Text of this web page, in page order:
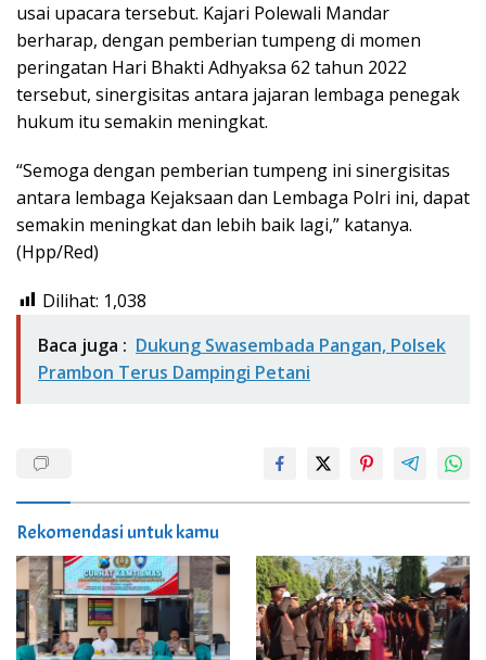
usai upacara tersebut. Kajari Polewali Mandar
berharap, dengan pemberian tumpeng di momen
peringatan Hari Bhakti Adhyaksa 62 tahun 2022
tersebut, sinergisitas antara jajaran lembaga penegak
hukum itu semakin meningkat.
“Semoga dengan pemberian tumpeng ini sinergisitas
antara lembaga Kejaksaan dan Lembaga Polri ini, dapat
semakin meningkat dan lebih baik lagi,” katanya.
(Hpp/Red)
Dilihat: 1,038
Baca juga : Dukung Swasembada Pangan, Polsek
Prambon Terus Dampingi Petani
Rekomendasi untuk kamu